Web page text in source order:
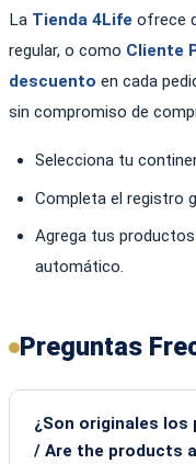
La Tienda 4Life ofrece
regular, o como Cliente
descuento en cada
sin compromiso de
Selecciona tu
Completa el registro
Agrega tus
automático.
Preguntas
¿Son originales los
/ Are the products